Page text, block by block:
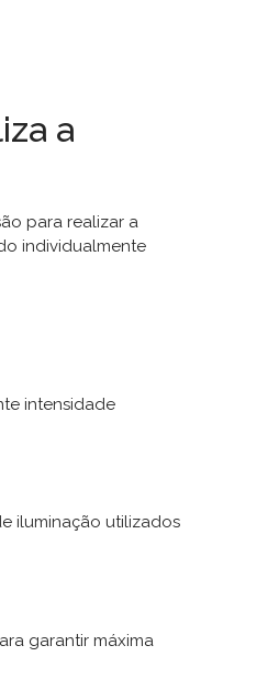
a
para realizar a
individualmente
intensidade
iluminação utilizados
garantir máxima